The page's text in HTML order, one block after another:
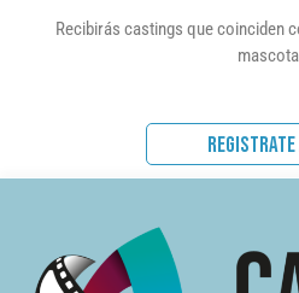
Recibirás castings que coinciden